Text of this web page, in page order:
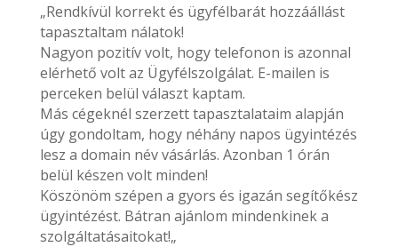
„Rendkívül korrekt és ügyfélbarát hozzáállást
tapasztaltam nálatok!
Nagyon pozitív volt, hogy telefonon is azonnal
elérhető volt az Ügyfélszolgálat. E-mailen is
perceken belül választ kaptam.
Más cégeknél szerzett tapasztalataim alapján
úgy gondoltam, hogy néhány napos ügyintézés
lesz a domain név vásárlás. Azonban 1 órán
belül készen volt minden!
Köszönöm szépen a gyors és igazán segítőkész
ügyintézést. Bátran ajánlom mindenkinek a
szolgáltatásaitokat!„